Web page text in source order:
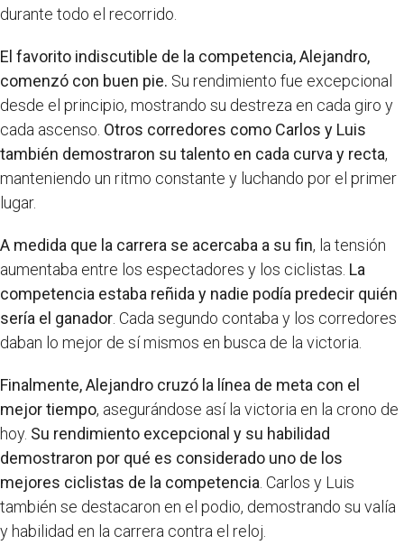
durante todo el recorrido.
El favorito indiscutible de la competencia, Alejandro,
comenzó con buen pie. Su rendimiento fue excepcional
desde el principio, mostrando su destreza en cada giro y
cada ascenso. Otros corredores como Carlos y Luis
también demostraron su talento en cada curva y recta,
manteniendo un ritmo constante y luchando por el primer
lugar.
A medida que la carrera se acercaba a su fin, la tensión
aumentaba entre los espectadores y los ciclistas. La
competencia estaba reñida y nadie podía predecir quién
sería el ganador . Cada segundo contaba y los corredores
daban lo mejor de sí mismos en busca de la victoria.
Finalmente, Alejandro cruzó la línea de meta con el
mejor tiempo, asegurándose así la victoria en la crono de
hoy. Su rendimiento excepcional y su habilidad
demostraron por qué es considerado uno de los
mejores ciclistas de la competencia . Carlos y Luis
también se destacaron en el podio, demostrando su valía
y habilidad en la carrera contra el reloj.